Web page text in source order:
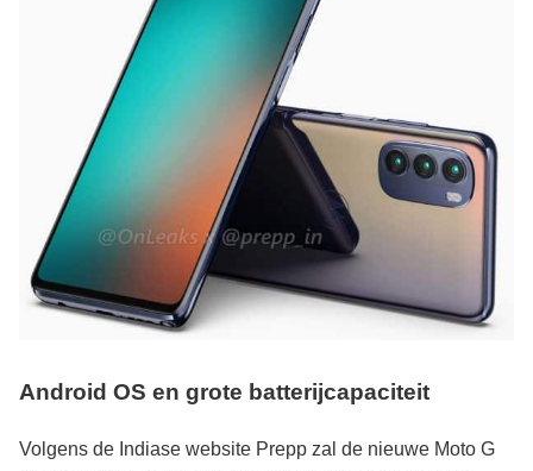
Android OS en grote batterijcapaciteit
Volgens de Indiase website Prepp zal de nieuwe Moto G